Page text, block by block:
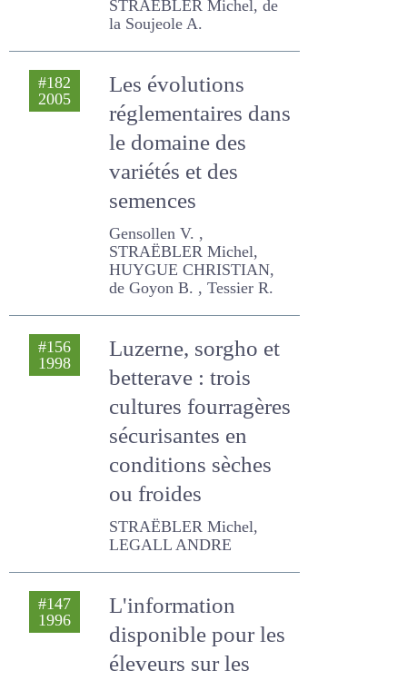
Deneufbourg F. ,
STRAËBLER Michel, de la
Soujeole A.
#182
Les évolutions
réglementaires
dans le domaine
des variétés et des
semences
Gensollen V. , STRAËBLER
Michel, HUYGUE
CHRISTIAN, de Goyon B. ,
Tessier R.
#156
Luzerne, sorgho et
betterave : trois
cultures
fourragères
sécurisantes en
conditions sèches
ou froides
ANDRE
L'information